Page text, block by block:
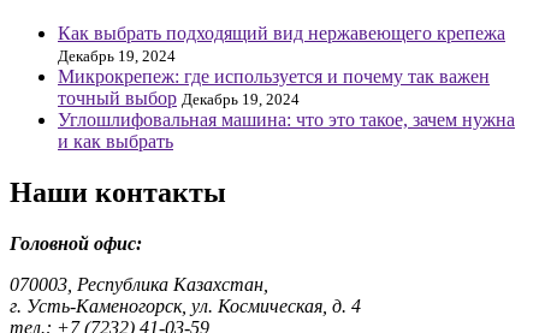
Как выбрать подходящий вид нержавеющего крепежа
Декабрь 19, 2024
Микрокрепеж: где используется и почему так важен
точный выбор Декабрь 19, 2024
Углошлифовальная машина: что это такое, зачем нужна
и как выбрать
Наши контакты
Головной офис:
070003, Республика Казахстан,
г. Усть-Каменогорск, ул. Космическая, д. 4
тел.: +7 (7232) 41-03-59